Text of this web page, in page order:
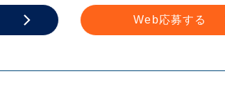
Web応募する